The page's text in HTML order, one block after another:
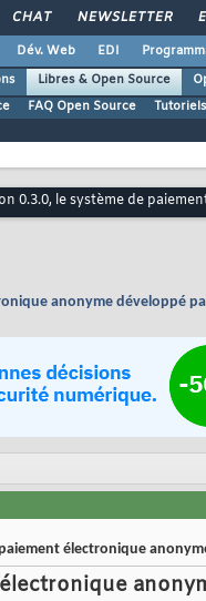
CHAT NEWSLETTER
Dév. Web EDI
Libres & Open Source
FAQ Open Source
0.3.0, le système de
anonyme développé
électronique